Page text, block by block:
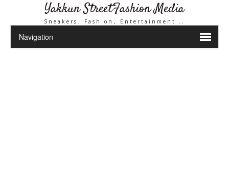
Yakkun StreetFashion Media
Sneakers、Fashion、Entertainment ..